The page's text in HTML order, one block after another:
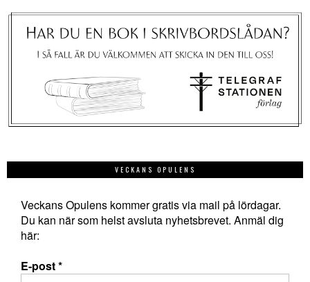
VECKANS OPULENS
Veckans Opulens kommer gratis via mail på lördagar.
Du kan när som helst avsluta nyhetsbrevet. Anmäl dig
här:
E-post*